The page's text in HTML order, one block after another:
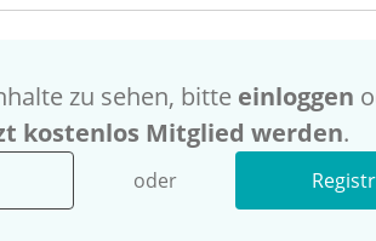
zu sehen, bitte einloggen
kostenlos Mitglied werden.
oder